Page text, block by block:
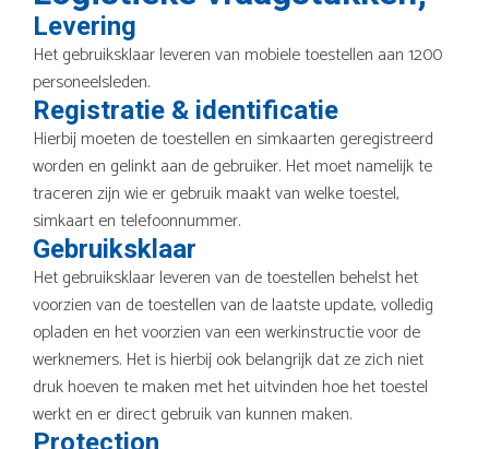
Levering
Het gebruiksklaar leveren van mobiele toestellen aan 1200
personeelsleden.
Registratie & identificatie
Hierbij moeten de toestellen en simkaarten geregistreerd
worden en gelinkt aan de gebruiker. Het moet namelijk te
traceren zijn wie er gebruik maakt van welke toestel,
simkaart en telefoonnummer.
Gebruiksklaar
Het gebruiksklaar leveren van de toestellen behelst het
voorzien van de toestellen van de laatste update, volledig
opladen en het voorzien van een werkinstructie voor de
werknemers. Het is hierbij ook belangrijk dat ze zich niet
druk hoeven te maken met het uitvinden hoe het toestel
werkt en er direct gebruik van kunnen maken.
Protection